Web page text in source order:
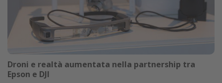
Droni e realtà aumentata nella partnership tra
Epson e DJI